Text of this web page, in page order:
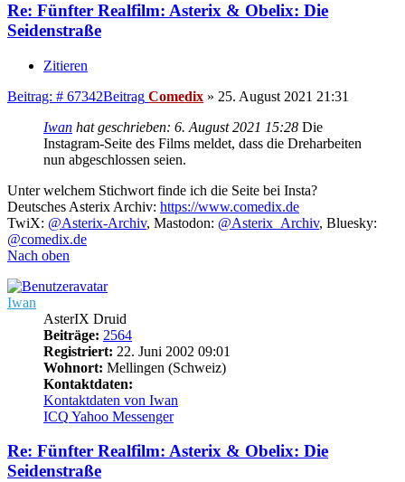
Re: Fünfter Realfilm: Asterix & Obelix: Die
Seidenstraße
Zitieren
Beitrag: # 67342Beitrag Comedix » 25. August 2021 21:31
Iwan hat geschrieben: 6. August 2021 15:28 Die
Instagram-Seite des Films meldet, dass die Dreharbeiten
nun abgeschlossen seien.
Unter welchem Stichwort finde ich die Seite bei Insta?
Deutsches Asterix Archiv: https://www.comedix.de
TwiX: @Asterix-Archiv, Mastodon: @Asterix_Archiv, Bluesky:
@comedix.de
Nach oben
Iwan
AsterIX Druid
Beiträge: 2564
Registriert: 22. Juni 2002 09:01
Wohnort: Mellingen (Schweiz)
Kontaktdaten:
Kontaktdaten von Iwan
ICQ Yahoo Messenger
Re: Fünfter Realfilm: Asterix & Obelix: Die
Seidenstraße